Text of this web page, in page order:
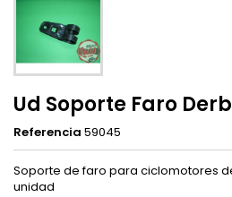
Ud Soporte Faro
Referencia 59045
Soporte de faro para ciclomotores
unidad